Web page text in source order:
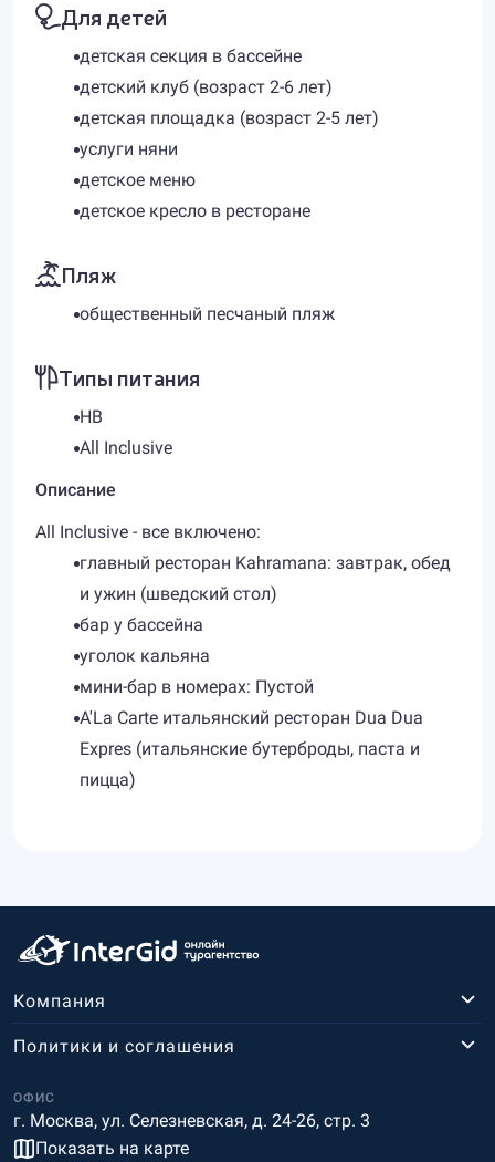
Для детей
детская секция в бассейне
детский клуб (возраст 2-6 лет)
детская площадка (возраст 2-5 лет)
услуги няни
детское меню
детское кресло в ресторане
Пляж
общественный песчаный пляж
Типы питания
HB
All Inclusive
Описание
All Inclusive - все включено:
главный ресторан Kahramana: завтрак, обед
и ужин (шведский стол)
бар у бассейна
уголок кальяна
мини-бар в номерах: Пустой
A'La Carte итальянский ресторан Dua Dua
Expres (итальянские бутерброды, паста и
пицца)
Компания
ОФИС
г. Москва, ул. Селезневская, д. 24-26, стр. 3
Показать на карте
Политики и соглашения